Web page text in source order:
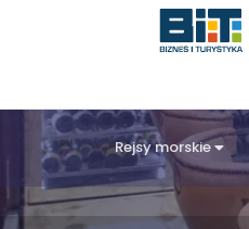
Rejsy morskie